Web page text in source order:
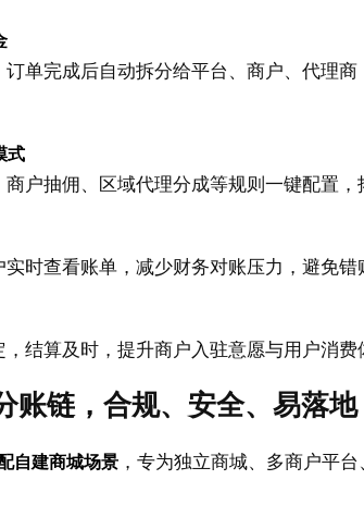
单完成后自动拆分给平台、商户、代理
式
户抽佣、区域代理分成等规则一键配置，
时查看账单，减少财务对账压力，避免错
结算及时，提升商户入驻意愿与用户消费
账链，合规、安全、易落地
自建商城场景 ，专为独立商城、多商户平